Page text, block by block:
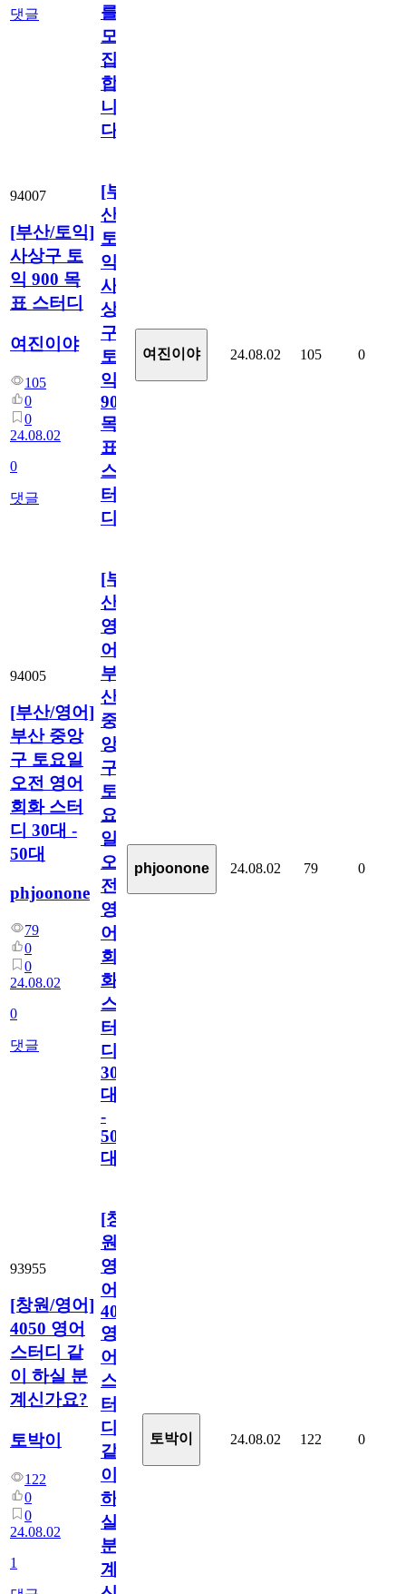
댓글
를
모
집
합
니
다!
94007
[부산/토익]
사상구 토
익 900 목
표 스터디
여진이야
105
0
0
24.08.02
0
댓글
[부
산/
토
익]
사
상
구
토
익
900
목
표
스
터
디
여진이야 24.08.02 105 0
94005
[부산/영어]
부산 중앙
구 토요일
오전 영어
회화 스터
디 30대 -
50대
phjoonone
79
0
0
24.08.02
0
댓글
[부
산/
영
어]
부
산
중
앙
구
토
요
일
오
전
영
어
회
화
스
터
디
30
대
-
50
대
phjoonone 24.08.02 79 0
93955
[창원/영어]
4050 영어
스터디 같
이 하실 분
계신가요?
토박이
122
0
0
24.08.02
1
[창
원/
영
어]
4050
영
어
스
터
디
같
이
하
실
분
계
토박이 24.08.02 122 0